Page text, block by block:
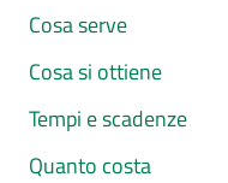
Cosa serve
Cosa si ottiene
Tempi e scadenze
Quanto costa